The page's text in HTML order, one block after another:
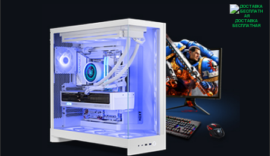
ДОСТАВКА
БЕСПЛАТНАЯ